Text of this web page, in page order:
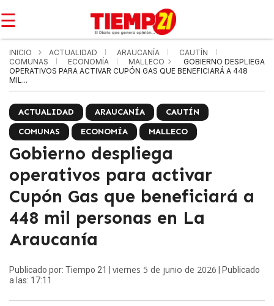
☰
INICIO ACTUALIDAD ARAUCANÍA
CAUTÍN
COMUNAS
ECONOMÍA MALLECO
GOBIERNO DESPLIEGA
OPERATIVOS PARA ACTIVAR CUPÓN GAS QUE BENEFICIARÁ A 448
MIL...
ACTUALIDAD ARAUCANÍA
CAUTÍN
COMUNAS
ECONOMÍA MALLECO
Gobierno despliega
operativos para activar
Cupón Gas que beneficiará a
448 mil personas en La
Araucanía
Publicado por: Tiempo 21 | viernes 5 de junio de 2026 | Publicado
a las: 17:11